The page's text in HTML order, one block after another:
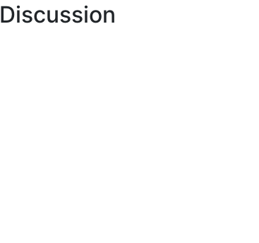
Discussion